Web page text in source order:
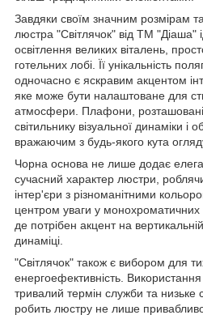
Завдяки своїм значним розмірам
люстра "Світлячок" від ТМ "Діаша"
освітлення великих віталень,
готельних лобі. Її унікальність
одночасно є яскравим акцентом
яке може бути налаштоване для
атмосфери. Плафони, розташовані
світильнику візуальної динаміки
вражаючим з будь-якого кута
Чорна основа не лише додає
сучасний характер люстри,
інтер'єри з різноманітними
центром уваги у монохроматичних
де потрібен акцент на
динаміці.
"Світлячок" також є вибором для
енергоефективність.
тривалий термін служби та низьке
робить люстру не лише